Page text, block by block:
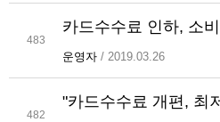
483
운영자 / 2019.03.26
482